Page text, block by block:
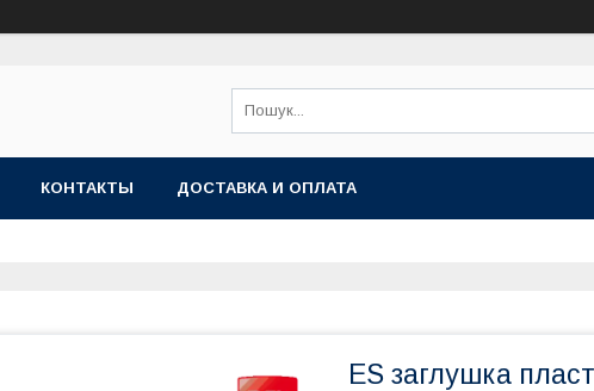
КОНТАКТЫ ДОСТАВКА И ОПЛАТА
ES заглушка